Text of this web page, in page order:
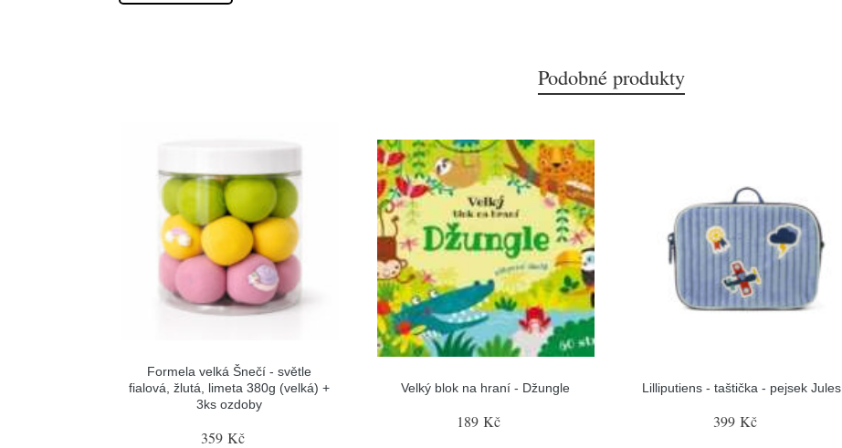
Podobné produkty
Formela velká Šnečí - světle
fialová, žlutá, limeta 380g (velká) +
3ks ozdoby
359 Kč
Velký blok na hraní - Džungle
189 Kč
Lilliputiens - taštička - pejsek Jules
399 Kč